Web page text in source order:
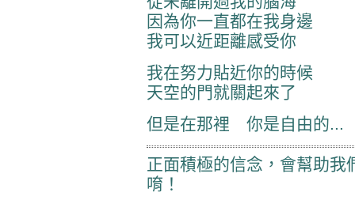
因為你一直都在我身邊
我可以近距離感受你
我在努力貼近你的時候
天空的門就關起來了
但是在那裡 你是自由的...
正面積極的信念，會幫助我
唷！